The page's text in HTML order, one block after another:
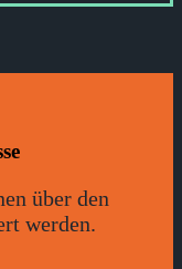
über den
werden.